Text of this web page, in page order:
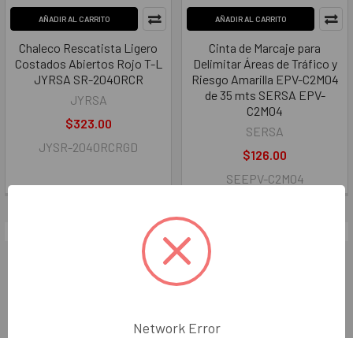
AÑADIR AL CARRITO
Chaleco Rescatista Ligero
Costados Abiertos Rojo T-L
JYRSA SR-2040RCR
JYRSA
$323.00
JYSR-2040RCRGD
AÑADIR AL CARRITO
Cinta de Marcaje para
Delimitar Áreas de Tráfico y
Riesgo Amarilla EPV-C2M04
de 35 mts SERSA EPV-
C2M04
SERSA
$126.00
SEEPV-C2M04
Network Error